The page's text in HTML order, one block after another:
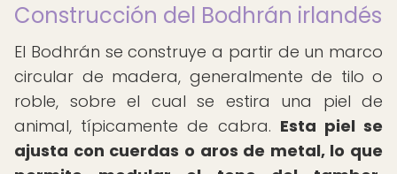
Construcción del Bodhrán irlandés
El Bodhrán se construye a partir de un marco
circular de madera, generalmente de tilo o
roble, sobre el cual se estira una piel de
animal, típicamente de cabra. Esta piel se
ajusta con cuerdas o aros de metal, lo que